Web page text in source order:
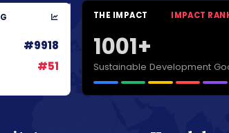
#9918
#51
THE IMPACT IMPACT
1001+
Sustainable Development